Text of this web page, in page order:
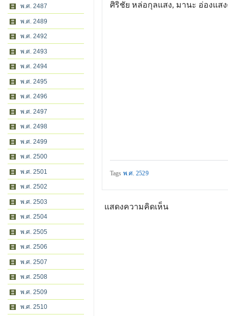
พ.ศ. 2487
พ.ศ. 2489
พ.ศ. 2492
พ.ศ. 2493
พ.ศ. 2494
พ.ศ. 2495
พ.ศ. 2496
พ.ศ. 2497
พ.ศ. 2498
พ.ศ. 2499
พ.ศ. 2500
พ.ศ. 2501
พ.ศ. 2502
พ.ศ. 2503
พ.ศ. 2504
พ.ศ. 2505
พ.ศ. 2506
พ.ศ. 2507
พ.ศ. 2508
พ.ศ. 2509
พ.ศ. 2510
ศิริชัย หล่อกุลแสง, มานะ อ่องแส
Tags พ.ศ. 2529
แสดงความคิดเห็น